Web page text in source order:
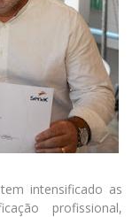
intensificado as
profissional,